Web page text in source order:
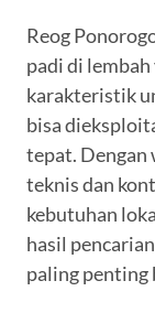
Reog
padi di
karakteristik
bisa
tepat. Dengan
teknis dan
kebutuhan
hasil
paling penting